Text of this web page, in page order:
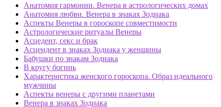
Анатомия гармонии. Венера в астрологических домах
Анатомия любви. Венера в знаках Зодиака
Аспекты Венеры в гороскопе совместимости
Астрологические ритуалы Венеры
Асцедент, секс и брак
Асцендент в знаках Зодиака у женщины
Бабушки по знакам Зодиака
В кругу богинь
Характеристика женского гороскопа. Образ идеального
мужчины
Аспекты венеры с другими планетами
Венера в знаках Зодиака